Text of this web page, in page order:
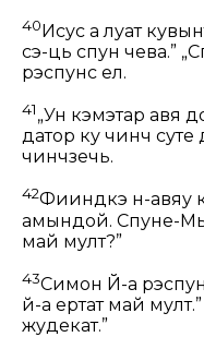
40Исус а луат
сэ-ць спун чева.”
рэспунс ел.
41„Ун кэмэтар авя
датор ку чинч суте
чинчзечь.
42Фииндкэ н-авяу
амындой. Спуне-
май мулт?”
43Симон Й-а
й-а ертат май
жудекат.”